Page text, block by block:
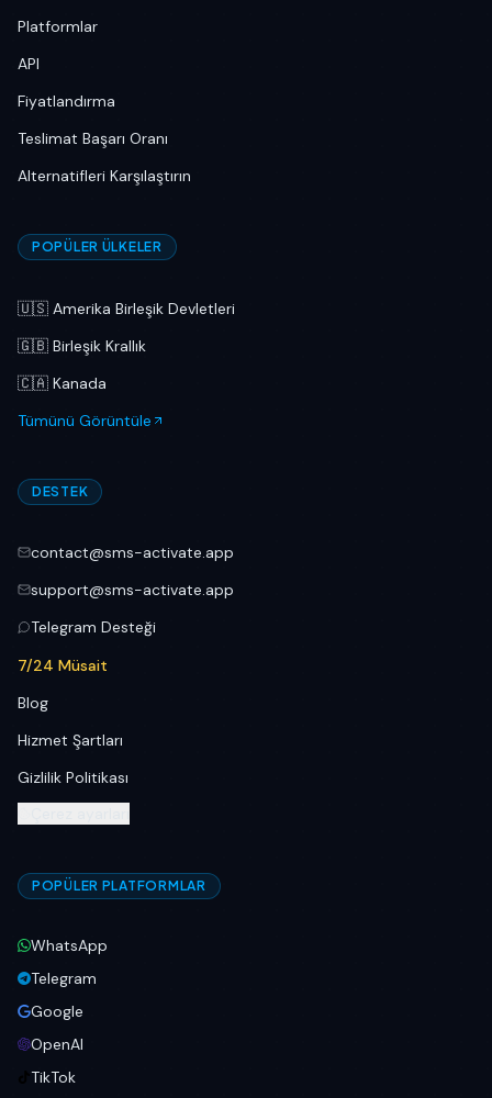
Platformlar
API
Fiyatlandırma
Teslimat Başarı Oranı
Alternatifleri Karşılaştırın
POPÜLER ÜLKELER
🇺🇸 Amerika Birleşik Devletleri
🇬🇧 Birleşik Krallık
🇨🇦 Kanada
Tümünü Görüntüle
DESTEK
contact@sms-activate.app
support@sms-activate.app
Telegram Desteği
7/24 Müsait
Blog
Hizmet Şartları
Gizlilik Politikası
POPÜLER PLATFORMLAR
WhatsApp
Telegram
Google
OpenAI
TikTok